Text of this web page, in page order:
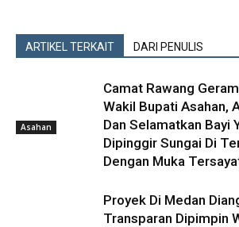
ARTIKEL TERKAIT DARI PENULIS
Asahan
Camat Rawang
Wakil Bupati Asahan,
Dan Selamatkan Bayi
Dipinggir Sungai Di
Dengan Muka
Proyek Di Medan
Transparan Dipimpin